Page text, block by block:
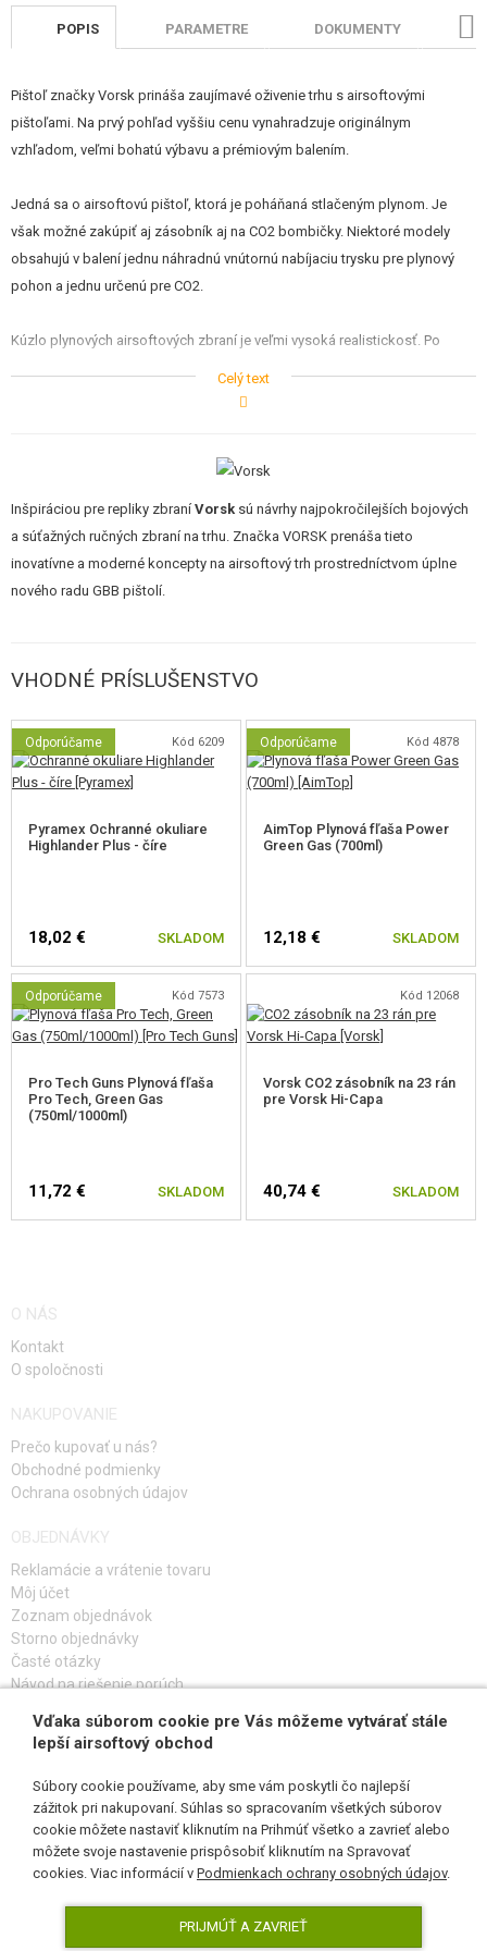
ZĽAVY, AKCIE
KONTAKT
POPIS PARAMETRE DOKUMENTY
Pištoľ značky Vorsk prináša zaujímavé oživenie trhu s airsoftovými
pištoľami. Na prvý pohľad vyššiu cenu vynahradzuje originálnym
vzhľadom, veľmi bohatú výbavu a prémiovým balením.
Jedná sa o airsoftovú pištoľ, ktorá je poháňaná stlačeným plynom. Je
však možné zakúpiť aj zásobník aj na CO2 bombičky. Niektoré modely
obsahujú v balení jednu náhradnú vnútornú nabíjaciu trysku pre plynový
pohon a jednu určenú pre CO2.
Kúzlo plynových airsoftových zbraní je veľmi vysoká realistickosť. Po
sprevádzané typickým kovovým klapnutím. Pri každom výstrele dochádza
Styčné plochy pohyblivých dielov je vhodné udržiavať bez nečistôt a
namazané silikónovou vazelínou alebo silikónovým olejom.
Táto pištoľ je vybavená otvoreným priehľadovým mikro-kolimátorom. Ten
premieta na sklíčko červený svietiaci bod ktorý uľahčuje a teda zrýchľuje
zakúpiť ako príslušenstvo v našom e-shope.
Najvýraznejšie rysy pištole sú:
Originálny kovový CNC obrábaný záver.
Texturovaná rukoväť pre optimálnu priľnavosť.
Obojstranná páčka poistky.
Svetlovodné mieridlá.
Predĺžené zväčšené hrdlo zásobníka.
Jedinečné sériové číslo vyryté na ráme zbrane.
Adaptér na tlmič vrátane krytu. Závit 14 mm ľavotočivý.
Celý text
Inšpiráciou pre repliky zbraní Vorsk sú návrhy najpokročilejších bojových
a súťažných ručných zbraní na trhu. Značka VORSK prenáša tieto
inovatívne a moderné koncepty na airsoftový trh prostredníctvom úplne
nového radu GBB pištolí.
VHODNÉ PRÍSLUŠENSTVO
Odporúčame Kód 6209
Pyramex Ochranné okuliare
Highlander Plus - číre
18,02 € SKLADOM
Odporúčame Kód 4878
AimTop Plynová fľaša Power
Green Gas (700ml)
12,18 € SKLADOM
Odporúčame Kód 7573
Pro Tech Guns Plynová fľaša
Pro Tech, Green Gas
(750ml/1000ml)
11,72 € SKLADOM
Kód 12068
Vorsk CO2 zásobník na 23 rán
pre Vorsk Hi-Capa
40,74 € SKLADOM
O NÁS
Kontakt
O spoločnosti
NAKUPOVANIE
Prečo kupovať u nás?
Obchodné podmienky
Ochrana osobných údajov
OBJEDNÁVKY
Reklamácie a vrátenie tovaru
Môj účet
Zoznam objednávok
Storno objednávky
Časté otázky
Návod na riešenie porúch
PRIHLÁS SA K ODBERU
SLEDUJ NÁS
Vďaka súborom cookie pre Vás môžeme vytvárať stále
lepší airsoftový obchod
Súbory cookie používame, aby sme vám poskytli čo najlepší
zážitok pri nakupovaní. Súhlas so spracovaním všetkých súborov
cookie môžete nastaviť kliknutím na Prihmúť všetko a zavrieť alebo
môžete svoje nastavenie prispôsobiť kliknutím na Spravovať
cookies. Viac informácií v Podmienkach ochrany osobných údajov.
PRIJMÚŤ A ZAVRIEŤ